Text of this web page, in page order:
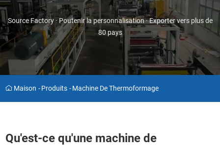
Source Factory · Poutenir la personnalisation · Exporter vers plus de
80 pays
Maison - Produits - Machine De Thermoformage
Qu'est-ce qu'une machine de